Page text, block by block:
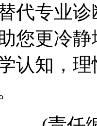
代专业
您更冷
认知，